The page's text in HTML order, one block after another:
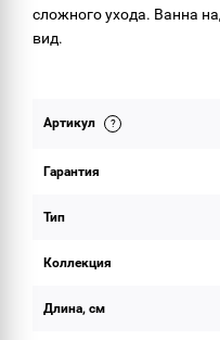
сложного ухода. Ванна
вид.
Артикул
Гарантия
Тип
Коллекция
Длина, см